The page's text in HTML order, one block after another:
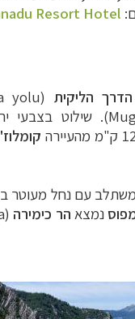
Resort Hotel
הדרך הליקית (
yolu
. שילוט בצבעי
עם נחל מעוטר
נמצא הר כימירה (